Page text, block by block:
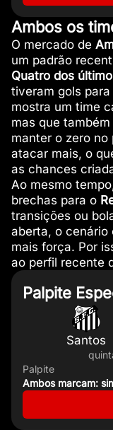
Ambos os
O mercado de
um padrão
Quatro dos
tiveram gols
mostra um time
mas que
manter o zero no
atacar mais, o
as chances
Ao mesmo
brechas para o
transições ou
aberta, o cenário
mais força. Por
ao perfil recente
Palpite
Santos
Palpite
Ambos marcam: